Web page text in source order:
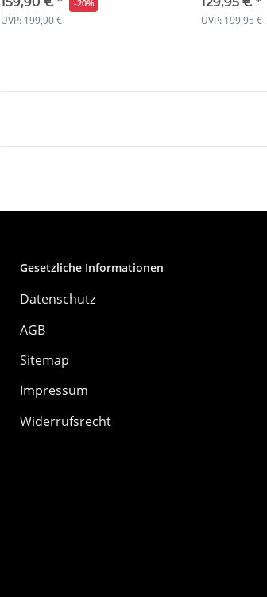
-20%
UVP: 199,90 € UVP: 199,95 €
Gesetzliche Informationen
Datenschutz
AGB
Sitemap
Impressum
Widerrufsrecht